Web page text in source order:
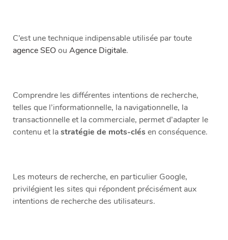
C’est une technique indipensable utilisée par toute
agence SEOou Agence Digitale.
Comprendre les différentes intentions de recherche,
telles que l’informationnelle, la navigationnelle, la
transactionnelle et la commerciale, permet d’adapter le
contenu et lastratégie de mots-clésen conséquence.
Les moteurs de recherche, en particulier Google,
privilégient les sites qui répondent précisément aux
intentions de recherche des utilisateurs.